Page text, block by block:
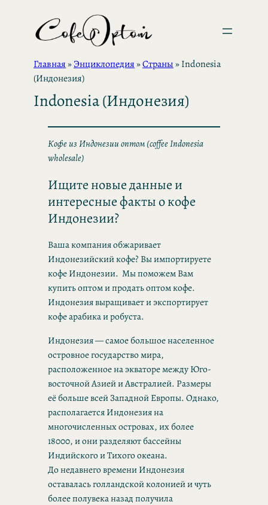
содержимому
Главная»Энциклопедия»Страны»Indonesia
(Индонезия)
Indonesia (Индонезия)
Кофе из Индонезии оптом (coffee Indonesia
wholesale)
Ищите новые данные и
интересные факты о кофе
Индонезии?
Ваша компания обжаривает
Индонезийский кофе? Вы импортируете
кофе Индонезии. Мы поможем Вам
купить оптом и продать оптом кофе.
Индонезия выращивает и экспортирует
кофе арабика и робуста.
Индонезия — самое большое населенное
островное государство мира,
расположенное на экваторе между Юго-
восточной Азией и Австралией. Размеры
её больше всей Западной Европы. Однако,
располагается Индонезия на
многочисленных островах, их более
18000, и они разделяют бассейны
Индийского и Тихого океана.
До недавнего времени Индонезия
оставалась голландской колонией и чуть
более полувека назад получила